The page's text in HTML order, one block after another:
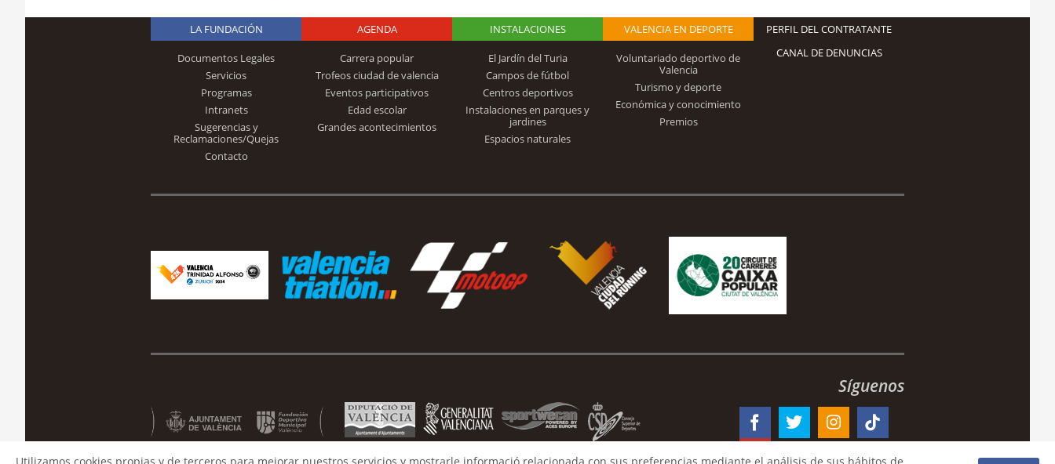
Logo Fundación
Trinidad Alfonso
LA FUNDACIÓN
Documentos Legales
Servicios
Programas
Intranets
Sugerencias y
Reclamaciones/Quejas
Contacto
AGENDA
Carrera popular
Trofeos ciudad de valencia
Eventos participativos
Edad escolar
Grandes acontecimientos
INSTALACIONES
El Jardín del Turia
Campos de fútbol
Centros deportivos
Instalaciones en parques y
jardines
Espacios naturales
VALENCIA EN DEPORTE
Voluntariado deportivo de
Valencia
Turismo y deporte
Económica y conocimiento
Premios
PERFIL DEL CONTRATANTE
CANAL DE DENUNCIAS
Síguenos